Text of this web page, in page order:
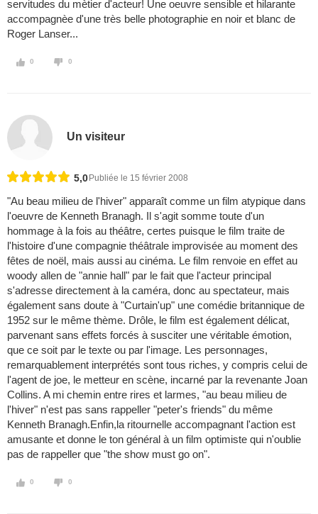
servitudes du mètier d'acteur! Une oeuvre sensible et hilarante
accompagnèe d'une très belle photographie en noir et blanc de
Roger Lanser...
0 0
Un visiteur
5,0 Publiée le 15 février 2008
"Au beau milieu de l'hiver" apparaît comme un film atypique dans
l'oeuvre de Kenneth Branagh. Il s'agit somme toute d'un
hommage à la fois au théâtre, certes puisque le film traite de
l'histoire d'une compagnie théâtrale improvisée au moment des
fêtes de noël, mais aussi au cinéma. Le film renvoie en effet au
woody allen de "annie hall" par le fait que l'acteur principal
s'adresse directement à la caméra, donc au spectateur, mais
également sans doute à "Curtain'up" une comédie britannique de
1952 sur le même thème. Drôle, le film est également délicat,
parvenant sans effets forcés à susciter une véritable émotion,
que ce soit par le texte ou par l'image. Les personnages,
remarquablement interprétés sont tous riches, y compris celui de
l'agent de joe, le metteur en scène, incarné par la revenante Joan
Collins. A mi chemin entre rires et larmes, "au beau milieu de
l'hiver" n'est pas sans rappeller "peter's friends" du même
Kenneth Branagh.Enfin,la ritournelle accompagnant l'action est
amusante et donne le ton général à un film optimiste qui n'oublie
pas de rappeller que "the show must go on".
0 0